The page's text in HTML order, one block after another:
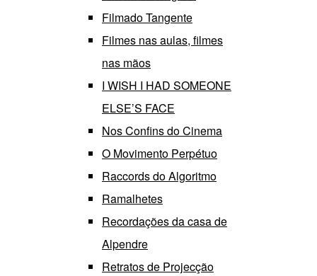
Filmado Tangente
Filmes nas aulas, filmes
nas mãos
I WISH I HAD SOMEONE
ELSE’S FACE
Nos Confins do Cinema
O Movimento Perpétuo
Raccords do Algoritmo
Ramalhetes
Recordações da casa de
Alpendre
Retratos de Projecção